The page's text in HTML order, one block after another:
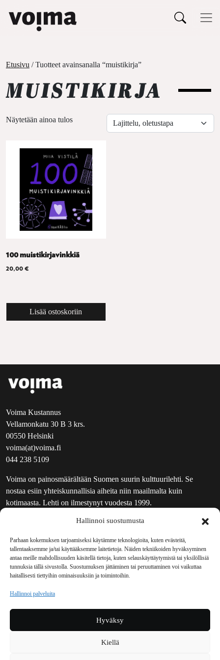
Hallinnoi suostumusta
Parhaan kokemuksen tarjoamiseksi käytämme teknologioita, kuten evästeitä,
tallentaaksemme ja/tai käyttääksemme laitetietoja. Näiden tekniikoiden hyväksyminen
antaa meille mahdollisuuden käsitellä tietoja, kuten selauskäyttäytymistä tai yksilöllisiä
tunnuksia tällä sivustolla. Suostumuksen jättäminen tai peruuttaminen voi vaikuttaa
haitallisesti tiettyihin ominaisuuksiin ja toimintoihin.
Hallinnoi palveluita
Hyväksy
Kiellä
Päävalikko
Etusivu / Tuotteet avainsanalla “muistikirja”
MUISTIKIRJA
Näytetään ainoa tulos
100 muistikirjavinkkiä
20,00 €
Lisää ostoskoriin
Voima Kustannus
Vellamonkatu 30 B 3 krs.
00550 Helsinki
voima(at)voima.fi
044 238 5109
Voima on painosmäärältään Suomen suurin kulttuurilehti. Se
nostaa esiin yhteiskunnallisia aiheita niin maailmalta kuin
kotimaasta. Lehti on ilmestynyt vuodesta 1999.
UUTISKIRJE
MAINOSTAJILLE
VASTAMAINOKSET
JAKELUPAIKAT
REKISTERISELOSTE
TILAUKSEN PERUUTUSPYYNTÖ
TILAUSOHJEET JA -EHDOT